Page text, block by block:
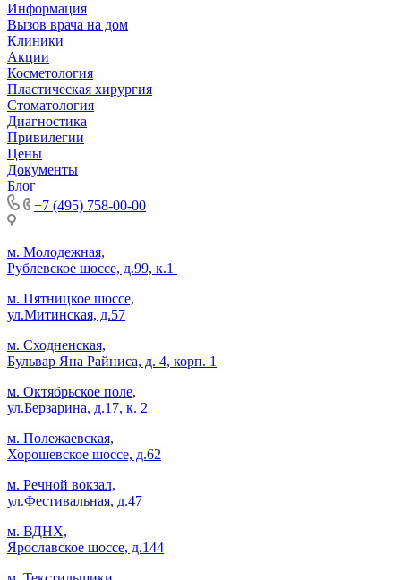
Информация
Вызов врача на дом
Клиники
Акции
Косметология
Пластическая хирургия
Стоматология
Диагностика
Привилегии
Цены
Документы
Блог
+7 (495) 758-00-00
м. Молодежная,
Рублевское шоссе, д.99, к.1
м. Пятницкое шоссе,
ул.Митинская, д.57
м. Сходненская,
Бульвар Яна Райниса, д. 4, корп. 1
м. Октябрьское поле,
ул.Берзарина, д.17, к. 2
м. Полежаевская,
Хорошевское шоссе, д.62
м. Речной вокзал,
ул.Фестивальная, д.47
м. ВДНХ,
Ярославское шоссе, д.144